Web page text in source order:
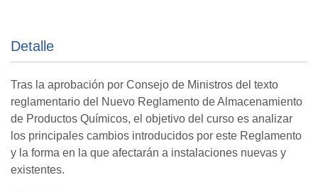
Detalle
Tras la aprobación por Consejo de Ministros del texto
reglamentario del Nuevo Reglamento de Almacenamiento
de Productos Químicos, el objetivo del curso es analizar
los principales cambios introducidos por este Reglamento
y la forma en la que afectarán a instalaciones nuevas y
existentes.